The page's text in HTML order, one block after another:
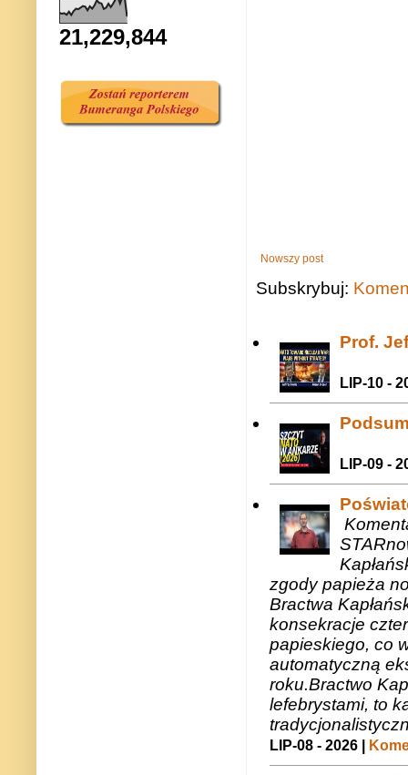
Nowszy post
Subskrybuj:
Prof.
LIP-10 -
LIP-09 -
zgody papieża
Bractwa
konsekracje
papieskiego, co
automatyczną
roku.Bractwo
lefebrystami, to
LIP-08 - 2026 |
21,229,844